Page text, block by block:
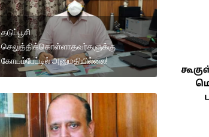
தடுப்பூசி
செலுத்திக்கொள்ளாதவர்களுக்கு
கோயம்பேட்டில் அனுமதியில்லை!